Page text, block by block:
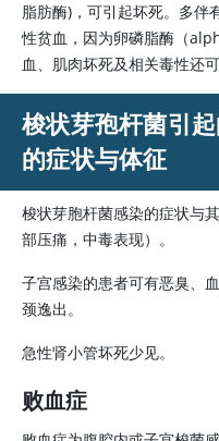
脂肪酶)，可引起坏死。多伴
性贫血，因为卵磷脂酶（
血、肌肉坏死及相关毒性还
梭状芽孢杆菌引
的症状与体征
梭状芽胞杆菌感染的症状与
部压痛，中毒表现）。
子宫感染的患者可有恶臭、
颈逸出。
急性肾小管坏死少见。
败血症